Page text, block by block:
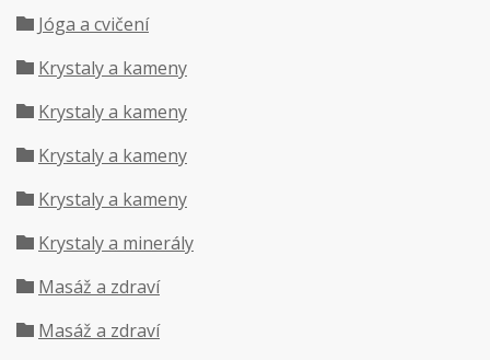
Jóga a cvičení
Krystaly a kameny
Krystaly a kameny
Krystaly a kameny
Krystaly a kameny
Krystaly a minerály
Masáž a zdraví
Masáž a zdraví